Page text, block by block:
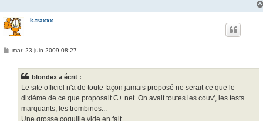
k-traxxx
Mmar. 23 juin 2009 08:27
blondex a écrit :
Le site officiel n'a de toute façon jamais proposé ne serait-ce que le
dixième de ce que proposait C+.net. On avait toutes les couv', les tests
marquants, les trombinos...
Une grosse coquille vide en fait.